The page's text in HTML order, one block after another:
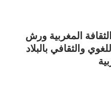
المغربية ورش
والثقافي بالبلاد